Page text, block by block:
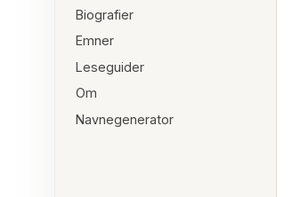
Biografier
Emner
Leseguider
Om
Navnegenerator